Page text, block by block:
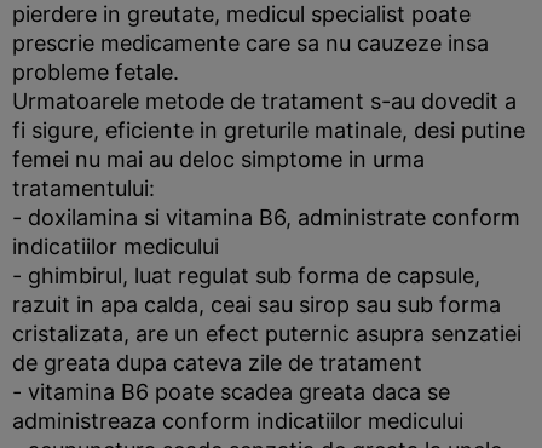
pierdere in greutate, medicul specialist poate
prescrie medicamente care sa nu cauzeze insa
probleme fetale.
Urmatoarele metode de tratament s-au dovedit a
fi sigure, eficiente in greturile matinale, desi putine
femei nu mai au deloc simptome in urma
tratamentului:
- doxilamina si vitamina B6, administrate conform
indicatiilor medicului
- ghimbirul, luat regulat sub forma de capsule,
razuit in apa calda, ceai sau sirop sau sub forma
cristalizata, are un efect puternic asupra senzatiei
de greata dupa cateva zile de tratament
- vitamina B6 poate scadea greata daca se
administreaza conform indicatiilor medicului